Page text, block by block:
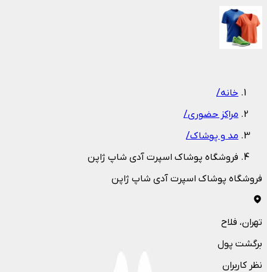
خانه/
مراکز حضوری/
مد و پوشاک/
فروشگاه پوشاک اسپرت آدی شاپ ژاپن
فروشگاه پوشاک اسپرت آدی شاپ ژاپن
تهران، فلاح
برگشت پول
نظر کاربران